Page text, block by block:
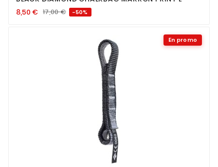
8,50 € 17,00€ -50%
En promo